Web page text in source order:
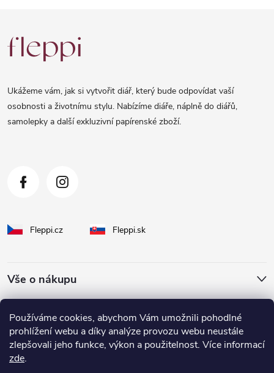
Používáme cookies, abychom Vám umožnili pohodlné
prohlížení webu a díky analýze provozu webu neustále
zlepšovali jeho funkce, výkon a použitelnost. Více informací
zde.
á
Ukážeme vám, jak si vytvořit diář, který bude odpovídat vaší
osobnosti a životnímu stylu. Nabízíme diáře, náplně do diářů,
samolepky a další exkluzivní papírenské zboží.
Fleppi.cz Fleppi.sk
Vše o nákupu
O Fleppi
Inspirace pro vás